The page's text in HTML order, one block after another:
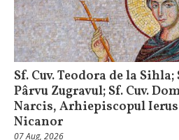
Sf. Cuv. Teodora de la
Pârvu Zugravul; Sf. Cuv.
Narcis, Arhiepiscopul
Nicanor
07 Aug, 2026